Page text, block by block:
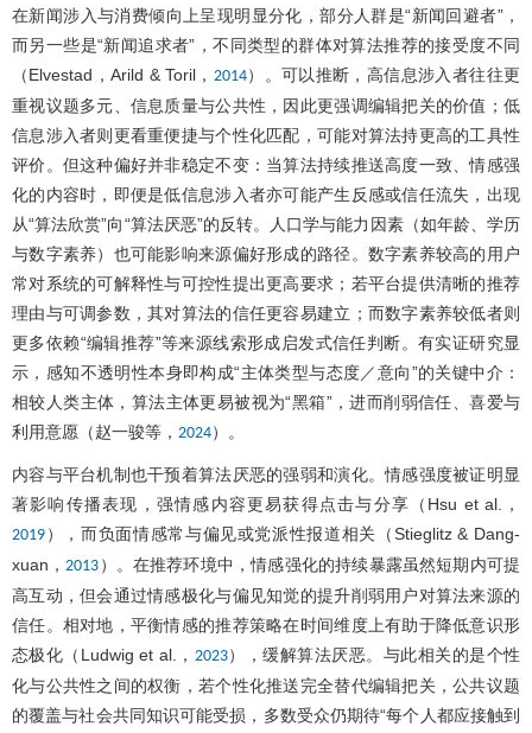
在新闻涉入与消费倾向上呈现明显分化，部分人群是“新闻回避者”，
而另一些是“新闻追求者”，不同类型的群体对算法推荐的接受度不同
（Elvestad，Arild & Toril， 2014）。可以推断，高信息涉入者往往更
重视议题多元、信息质量与公共性，因此更强调编辑把关的价值；低
信息涉入者则更看重便捷与个性化匹配，可能对算法持更高的工具性
评价。但这种偏好并非稳定不变：当算法持续推送高度一致、情感强
化的内容时，即便是低信息涉入者亦可能产生反感或信任流失，出现
从“算法欣赏”向“算法厌恶”的反转。人口学与能力因素（如年龄、学历
与数字素养）也可能影响来源偏好形成的路径。数字素养较高的用户
常对系统的可解释性与可控性提出更高要求；若平台提供清晰的推荐
理由与可调参数，其对算法的信任更容易建立；而数字素养较低者则
更多依赖“编辑推荐”等来源线索形成启发式信任判断。有实证研究显
示，感知不透明性本身即构成“主体类型与态度／意向”的关键中介：
相较人类主体，算法主体更易被视为“黑箱”，进而削弱信任、喜爱与
利用意愿（赵一骏等， 2024）。
内容与平台机制也干预着算法厌恶的强弱和演化。情感强度被证明显
著影响传播表现，强情感内容更易获得点击与分享（Hsu et al.，
2019 ），而负面情感常与偏见或党派性报道相关（Stieglitz & Dang-
xuan， 2013 ）。在推荐环境中，情感强化的持续暴露虽然短期内可提
高互动，但会通过情感极化与偏见知觉的提升削弱用户对算法来源的
信任。相对地，平衡情感的推荐策略在时间维度上有助于降低意识形
态极化（Ludwig et al.， 2023），缓解算法厌恶。与此相关的是个性
化与公共性之间的权衡，若个性化推送完全替代编辑把关，公共议题
的覆盖与社会共同知识可能受损，多数受众仍期待“每个人都应接触到